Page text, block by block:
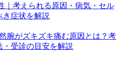
｜考えられる原因・病気・セル
き症状を解説
腕がズキズキ痛む原因とは？考
・受診の目安を解説